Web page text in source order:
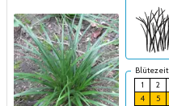
Blütezeit
1
2
4
5